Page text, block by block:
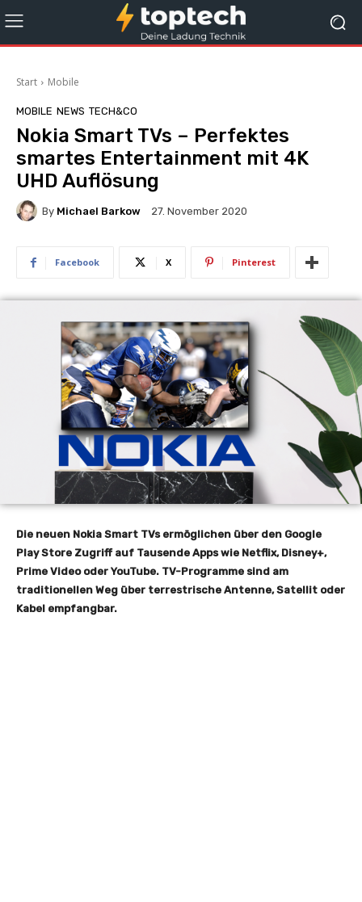
Start Mobile
MOBILE NEWS TECH&CO
Nokia Smart TVs – Perfektes
smartes Entertainment mit 4K
UHD Auflösung
By Michael Barkow 27. November 2020
Facebook X Pinterest
Die neuen Nokia Smart TVs ermöglichen über den Google
Play Store Zugriff auf Tausende Apps wie Netflix, Disney+,
Prime Video oder YouTube. TV-Programme sind am
traditionellen Weg über terrestrische Antenne, Satellit oder
Kabel empfangbar.